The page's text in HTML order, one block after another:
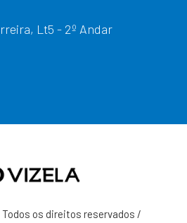
Lt5 - 2º Andar
os direitos reservados /